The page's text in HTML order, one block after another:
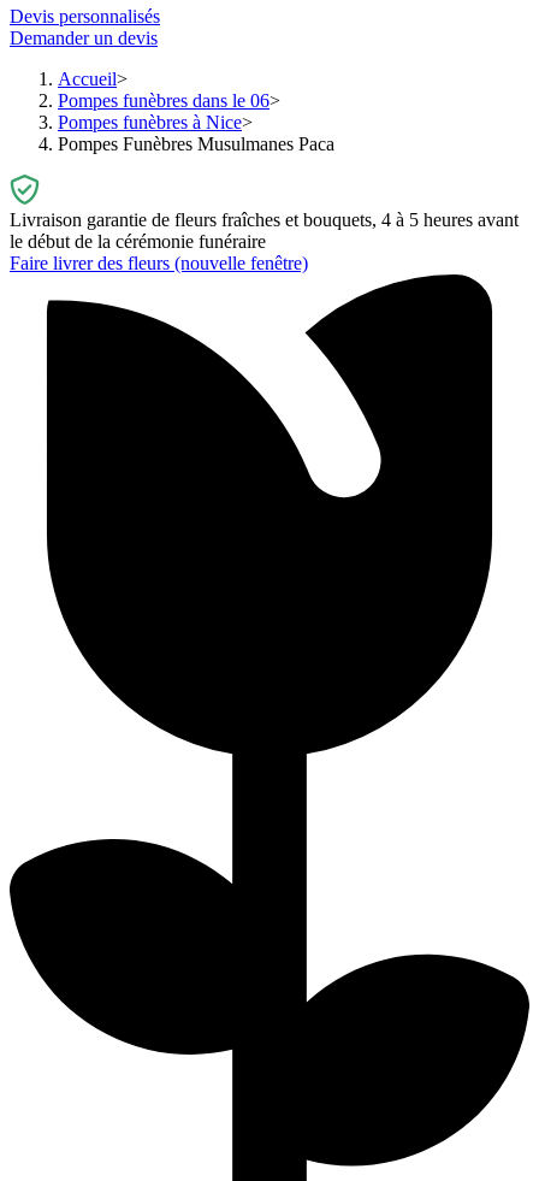
Devis personnalisés
Demander un devis
Accueil
Pompes funèbres dans le 06
Pompes funèbres à Nice
Pompes Funèbres Musulmanes Paca
Livraison garantie de fleurs fraîches et bouquets, 4 à 5 heures avant
le début de la cérémonie funéraire
Faire livrer des fleurs (nouvelle fenêtre)